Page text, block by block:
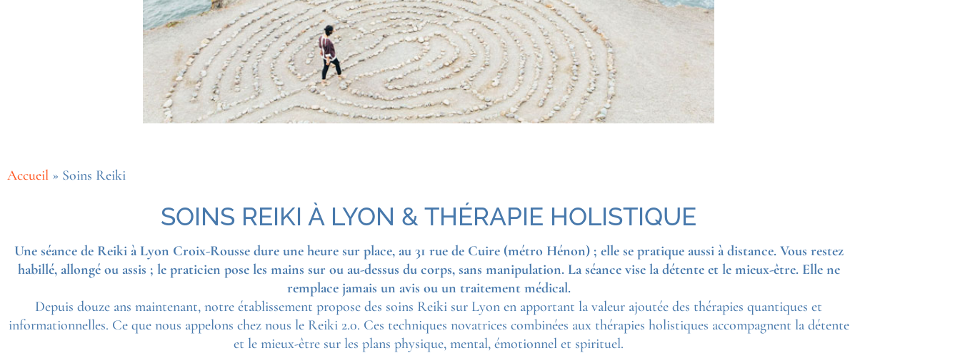
Accueil » Soins Reiki
SOINS REIKI À LYON & THÉRAPIE HOLISTIQUE
Une séance de Reiki à Lyon Croix-Rousse dure une heure sur place, au 31 rue de Cuire (métro Hénon) ; elle se pratique aussi à distance. Vous restez
habillé, allongé ou assis ; le praticien pose les mains sur ou au-dessus du corps, sans manipulation. La séance vise la détente et le mieux-être. Elle ne
remplace jamais un avis ou un traitement médical.
Depuis douze ans maintenant, notre établissement propose des soins Reiki sur Lyon en apportant la valeur ajoutée des thérapies quantiques et
informationnelles. Ce que nous appelons chez nous le Reiki 2.0. Ces techniques novatrices combinées aux thérapies holistiques accompagnent la détente
et le mieux-être sur les plans physique, mental, émotionnel et spirituel.